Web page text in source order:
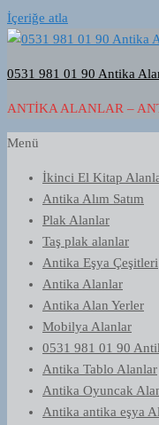
İçeriğe atla
0531 981 01 90 Antika
ANTIKA ALANLAR –
Menü
İkinci El Kitap
Antika Alım Satım
Plak Alanlar
Taş plak alanlar
Antika Eşya Çeşitleri
Antika Alanlar
Antika Alan Yerler
Mobilya Alanlar
0531 981 01 90
Antika Tablo Alanlar
Antika Oyuncak
Antika antika eşya